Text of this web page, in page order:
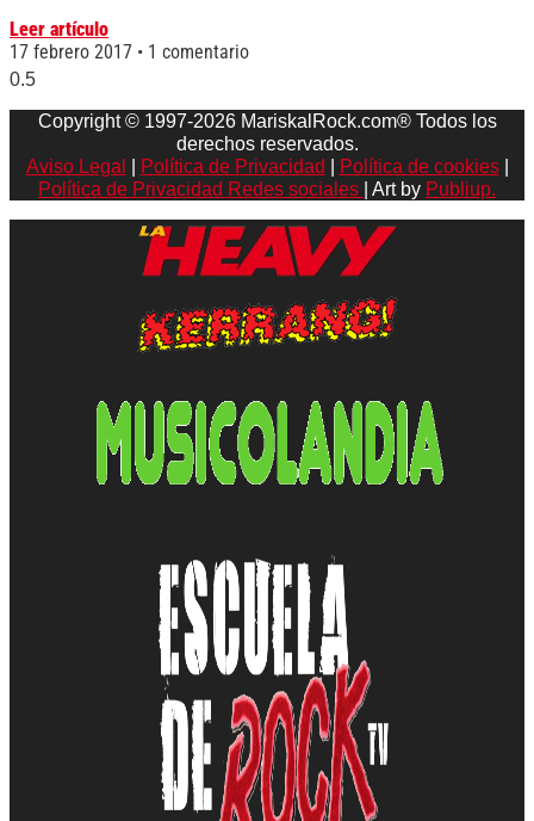
Leer artículo
17 febrero 2017
1 comentario
Copyright © 1997-2026 MariskalRock.com® Todos los
derechos reservados.
Aviso Legal
Política de Privacidad Política de cookies|
Política de Privacidad Redes sociales
| Art by Publiup.